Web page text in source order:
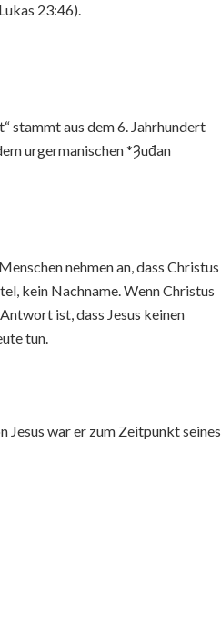
23:46).
stammt aus dem 6. Jahrhundert
urgermanischen *Ȝuđan
nehmen an, dass Christus
kein Nachname. Wenn Christus
ist, dass Jesus keinen
tun.
war er zum Zeitpunkt seines